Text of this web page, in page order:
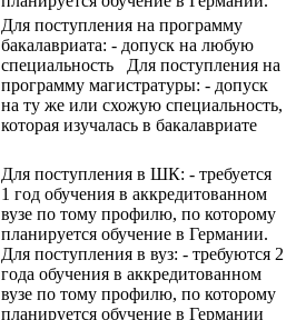
Для поступления на программу
бакалавриата: - допуск на любую
специальность Для поступления на
программу магистратуры: - допуск
на ту же или схожую специальность,
которая изучалась в бакалавриате
Для поступления в ШК: - требуется
1 год обучения в аккредитованном
вузе по тому профилю, по которому
планируется обучение в Германии.
Для поступления в вуз: - требуются 2
года обучения в аккредитованном
вузе по тому профилю, по которому
планируется обучение в Германии